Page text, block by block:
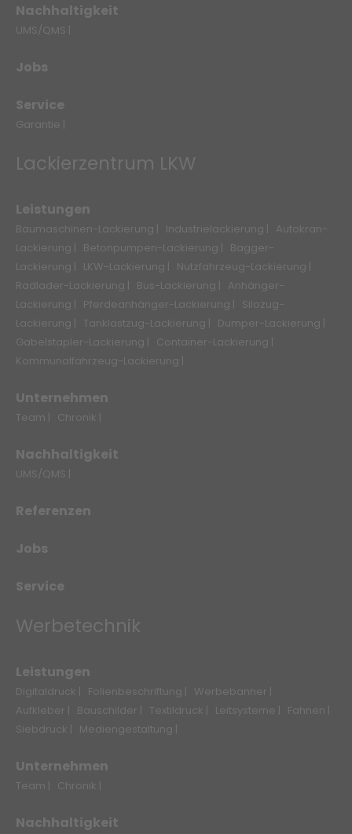
Nachhaltigkeit
UMS/QMS |
Jobs
Service
Garantie |
Lackierzentrum LKW
Leistungen
Baumaschinen-Lackierung | Industrielackierung | Autokran-
Lackierung | Betonpumpen-Lackierung | Bagger-
Lackierung | LKW-Lackierung | Nutzfahrzeug-Lackierung |
Radlader-Lackierung | Bus-Lackierung | Anhänger-
Lackierung | Pferdeanhänger-Lackierung | Silozug-
Lackierung | Tanklastzug-Lackierung | Dumper-Lackierung |
Gabelstapler-Lackierung | Container-Lackierung |
Kommunalfahrzeug-Lackierung |
Unternehmen
Team | Chronik |
Nachhaltigkeit
UMS/QMS |
Referenzen
Jobs
Service
Werbetechnik
Leistungen
Digitaldruck | Folienbeschriftung | Werbebanner |
Aufkleber | Bauschilder | Textildruck | Leitsysteme | Fahnen |
Siebdruck | Mediengestaltung |
Unternehmen
Team | Chronik |
Nachhaltigkeit